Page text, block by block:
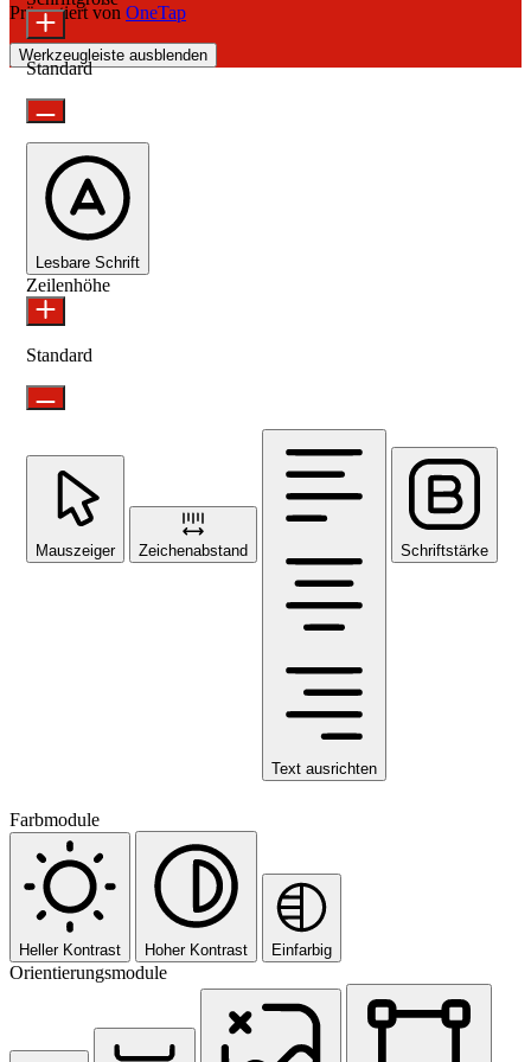
Präsentiert von OneTap
Werkzeugleiste ausblenden
Standard
Lesbare Schrift
Zeilenhöhe
Standard
Mauszeiger Zeichenabstand
Text ausrichten
Schriftstärke
Farbmodule
Heller Kontrast Hoher Kontrast Einfarbig
Orientierungsmodule